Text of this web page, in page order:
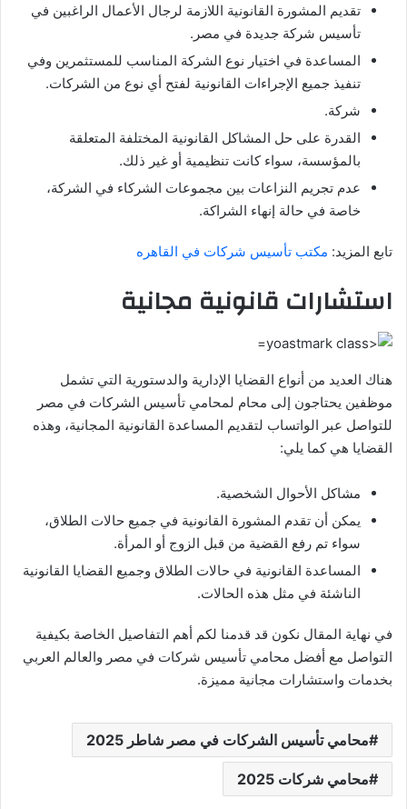
تقديم المشورة القانونية اللازمة لرجال الأعمال الراغبين في
تأسيس شركة جديدة في مصر.
المساعدة في اختيار نوع الشركة المناسب للمستثمرين وفي
تنفيذ جميع الإجراءات القانونية لفتح أي نوع من الشركات.
شركة.
القدرة على حل المشاكل القانونية المختلفة المتعلقة
بالمؤسسة، سواء كانت تنظيمية أو غير ذلك.
عدم تجريم النزاعات بين مجموعات الشركاء في الشركة،
خاصة في حالة إنهاء الشراكة.
تابع المزيد: مكتب تأسيس شركات في القاهره
استشارات قانونية مجانية
هناك العديد من أنواع القضايا الإدارية والدستورية التي تشمل
موظفين يحتاجون إلى محام لمحامي تأسيس الشركات في مصر
للتواصل عبر الواتساب لتقديم المساعدة القانونية المجانية، وهذه
القضايا هي كما يلي:
مشاكل الأحوال الشخصية.
يمكن أن تقدم المشورة القانونية في جميع حالات الطلاق،
سواء تم رفع القضية من قبل الزوج أو المرأة.
المساعدة القانونية في حالات الطلاق وجميع القضايا القانونية
الناشئة في مثل هذه الحالات.
في نهاية المقال نكون قد قدمنا لكم أهم التفاصيل الخاصة بكيفية
التواصل مع أفضل محامي تأسيس شركات في مصر والعالم العربي
بخدمات واستشارات مجانية مميزة.
محامي تأسيس الشركات في مصر شاطر 2025
محامي شركات 2025